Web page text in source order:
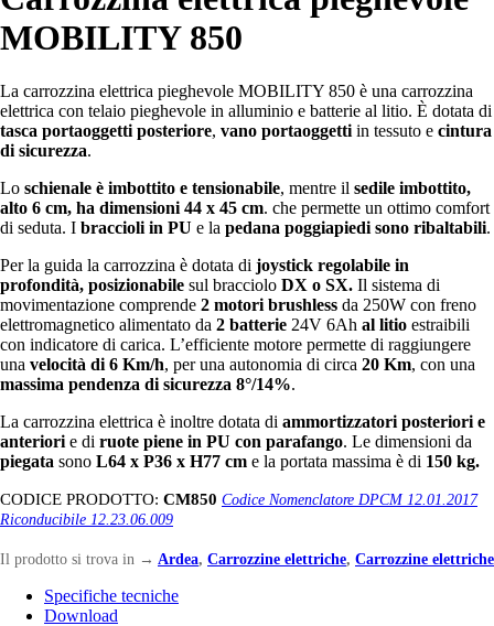
MOBILITY 850
La carrozzina elettrica pieghevole MOBILITY 850 è una carrozzina
elettrica con telaio pieghevole in alluminio e batterie al litio. È dotata di
tasca portaoggetti posteriore, vano portaoggetti in tessuto e cintura
di sicurezza.
Lo schienale è imbottito e tensionabile, mentre il sedile imbottito,
alto 6 cm, ha dimensioni 44 x 45 cm. che permette un ottimo comfort
di seduta. I braccioli in PU e la pedana poggiapiedi sono ribaltabili.
Per la guida la carrozzina è dotata di joystick regolabile in
profondità, posizionabile sul bracciolo DX o SX. Il sistema di
movimentazione comprende 2 motori brushless da 250W con freno
elettromagnetico alimentato da 2 batterie 24V 6Ah al litio estraibili
con indicatore di carica. L’efficiente motore permette di raggiungere
una velocità di 6 Km/h, per una autonomia di circa 20 Km, con una
massima pendenza di sicurezza 8°/14%.
La carrozzina elettrica è inoltre dotata di ammortizzatori posteriori e
anteriori e di ruote piene in PU con parafango. Le dimensioni da
piegata sono L64 x P36 x H77 cm e la portata massima è di 150 kg.
CODICE PRODOTTO: CM850 Codice Nomenclatore DPCM 12.01.2017
Riconducibile 12.23.06.009
Il prodotto si trova in → Ardea, Carrozzine elettriche, Carrozzine elettriche
Specifiche tecniche
Download